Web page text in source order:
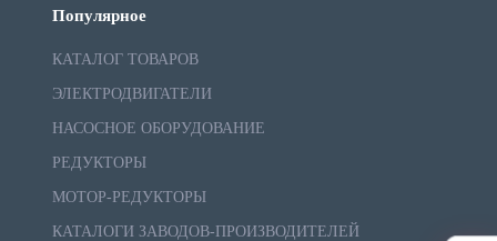
Популярное
КАТАЛОГ ТОВАРОВ
ЭЛЕКТРОДВИГАТЕЛИ
НАСОСНОЕ ОБОРУДОВАНИЕ
РЕДУКТОРЫ
МОТОР-РЕДУКТОРЫ
КАТАЛОГИ ЗАВОДОВ-ПРОИЗВОДИТЕЛЕЙ